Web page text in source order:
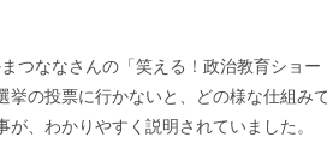
つななさんの「笑える！政治教育ショー
挙の投票に行かないと、どの様な仕組み
、わかりやすく説明されていました。